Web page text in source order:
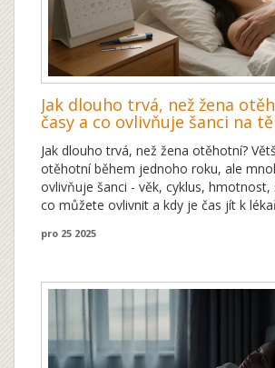
Jak dlouho trvá, než žena
časy a co ovlivňuje šanci na
Jak dlouho trvá, než žena otěhotní?
otěhotní během jednoho roku, ale
ovlivňuje šanci - věk, cyklus, hmotnost,
co můžete ovlivnit a kdy je čas jít k
pro 25 2025